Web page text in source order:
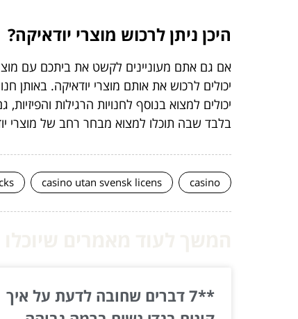
היכן ניתן לרכוש מוצרי יודאיקה?
אם גם אתם מעוניינים לקשט את ביתכם עם
יכולים לרכוש את אותם מוצרי יודאיקה. באותן
יכולים למצוא בנוסף לחנויות הרגילות והפיזיות,
בלבד שבה תוכלו למצוא מבחר רחב של מוצרי
casino
casino utan svensk licens
**7 דברים שחובה לדעת על איך